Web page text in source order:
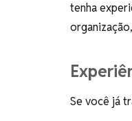
tenha
Se você já